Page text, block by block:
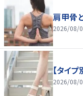
肩甲骨
2026/08/
【タイ
2026/08/